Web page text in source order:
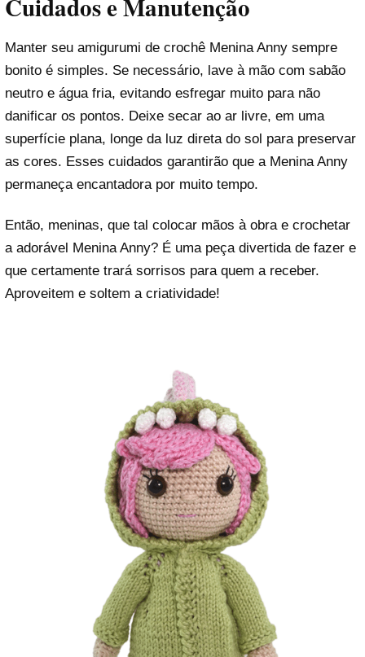
Cuidados e Manutenção
Manter seu amigurumi de crochê Menina Anny sempre
bonito é simples. Se necessário, lave à mão com sabão
neutro e água fria, evitando esfregar muito para não
danificar os pontos. Deixe secar ao ar livre, em uma
superfície plana, longe da luz direta do sol para preservar
as cores. Esses cuidados garantirão que a Menina Anny
permaneça encantadora por muito tempo.
Então, meninas, que tal colocar mãos à obra e crochetar
a adorável Menina Anny? É uma peça divertida de fazer e
que certamente trará sorrisos para quem a receber.
Aproveitem e soltem a criatividade!